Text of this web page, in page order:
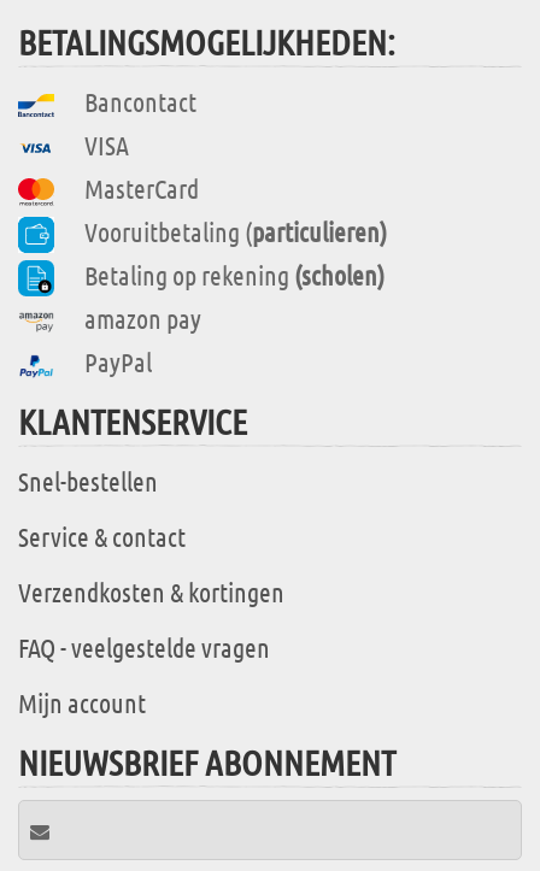
BETALINGSMOGELIJKHEDEN:
Bancontact
VISA
MasterCard
Vooruitbetaling (particulieren)
Betaling op rekening (scholen)
amazon pay
PayPal
KLANTENSERVICE
Snel-bestellen
Service & contact
Verzendkosten & kortingen
FAQ - veelgestelde vragen
Mijn account
NIEUWSBRIEF ABONNEMENT